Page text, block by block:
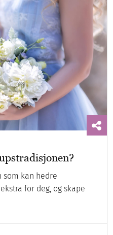
som kan hedre
for deg, og skape